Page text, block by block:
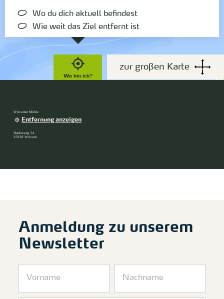
Wo bin ich?
Wo du dich aktuell befindest
Wie weit das Ziel entfernt ist
zur großen Karte
Wrixumer Mühle
Entfernung anzeigen
Hardesweg 54
25938 Wrixum
Anmeldung zu unserem
Newsletter